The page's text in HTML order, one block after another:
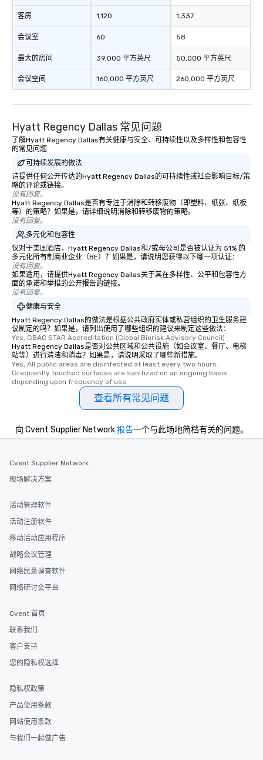
客房
会议室
最大的房间
会议空间
1,120
60
39,000 平方英尺
160,000 平方英尺
1,337
58
50,000 平方英尺
260,000 平方英尺
Hyatt Regency Dallas 常见问题
了解Hyatt Regency Dallas有关健康与安全、可持续性以及多样性和包容性
的常见问题
可持续发展的做法
请提供任何公开传达的Hyatt Regency Dallas的可持续性或社会影响目标/策
略的评论或链接。
没有回复。
Hyatt Regency Dallas是否有专注于消除和转移废物（即塑料、纸张、纸板
等）的策略？如果是，请详细说明消除和转移废物的策略。
没有回复。
多元化和包容性
仅对于美国酒店，Hyatt Regency Dallas和/或母公司是否被认证为 51% 的
多元化所有制商业企业（BE）？如果是，请说明您获得以下哪一项认证：
没有回复。
如果适用，请提供Hyatt Regency Dallas关于其在多样性、公平和包容性方
面的承诺和举措的公开报告的链接。
没有回复。
健康与安全
Hyatt Regency Dallas的做法是根据公共政府实体或私营组织的卫生服务建
议制定的吗？如果是，请列出使用了哪些组织的建议来制定这些做法：
Yes, GBAC STAR Accreditation (Global Biorisk Advisory Council)
Hyatt Regency Dallas是否对公共区域和公共设施（如会议室、餐厅、电梯
站等）进行清洁和消毒？如果是，请说明采取了哪些新措施。
Yes, All public areas are disinfected at least every two hours.
Grequently touched surfaces are sanitized on an ongoing basis
depending upon frequency of use.
查看所有常见问题
向 Cvent Supplier Network报告一个与此场地简档有关的问题。
Cvent Supplier Network
现场解决方案
活动管理软件
活动注册软件
移动活动应用程序
战略会议管理
网络民意调查软件
网络研讨会平台
Cvent 首页
联系我们
客户支持
您的隐私权选择
隐私权政策
产品使用条款
网站使用条款
与我们一起做广告